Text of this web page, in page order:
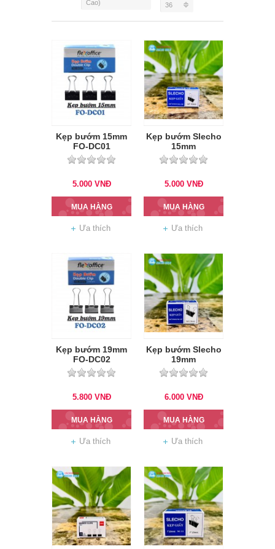
Cao)
36
Kẹp bướm 15mm
FO-DC01
5.000 VNĐ
MUA HÀNG
Ưa thích
Kẹp bướm Slecho
15mm
5.000 VNĐ
MUA HÀNG
Ưa thích
Kẹp bướm 19mm
FO-DC02
5.800 VNĐ
MUA HÀNG
Ưa thích
Kẹp bướm Slecho
19mm
6.000 VNĐ
MUA HÀNG
Ưa thích